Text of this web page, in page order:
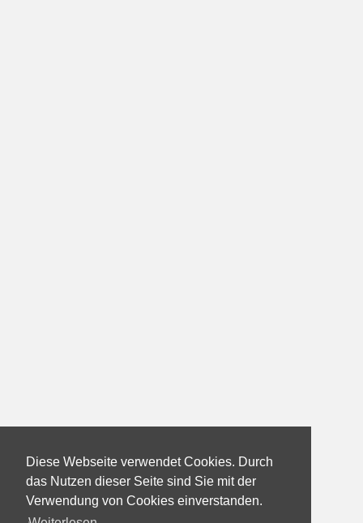
Diese Webseite verwendet Cookies. Durch
das Nutzen dieser Seite sind Sie mit der
Verwendung von Cookies einverstanden.